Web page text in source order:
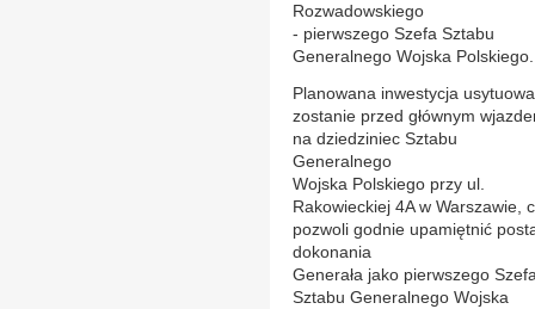
Rozwadowskiego
- pierwszego Szefa Sztabu
Generalnego Wojska Polskiego.
Planowana inwestycja
zostanie przed głównym
na dziedziniec Sztabu
Generalnego
Wojska Polskiego przy ul.
Rakowieckiej 4A w Warszawie,
pozwoli godnie upamiętnić
dokonania
Generała jako pierwszego
Sztabu Generalnego Wojska